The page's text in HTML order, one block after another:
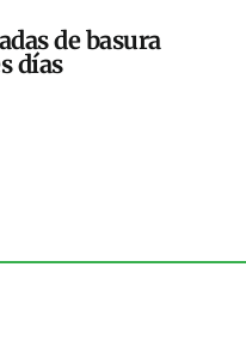
de basura
días